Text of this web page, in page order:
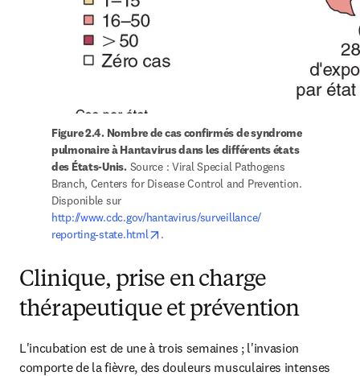
Figure 2.4. Nombre de cas confirmés de syndrome
pulmonaire à Hantavirus dans les différents états
des États-Unis. Source : Viral Special Pathogens
Branch, Centers for Disease Control and Prevention.
http://www.cdc.gov/hantavirus/surveillance/
reporting-state.html
opens in new tab/window
.
Clinique, prise en charge
thérapeutique et prévention
L'incubation est de une à trois semaines ; l'invasion
comporte de la fièvre, des douleurs musculaires intenses